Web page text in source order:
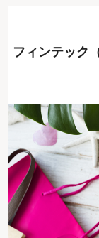
フィンテック